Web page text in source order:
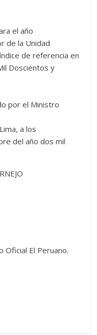
el año
de la Unidad
de referencia en
Doscientos y
por el Ministro
a los
del año dos mil
Oficial El Peruano.